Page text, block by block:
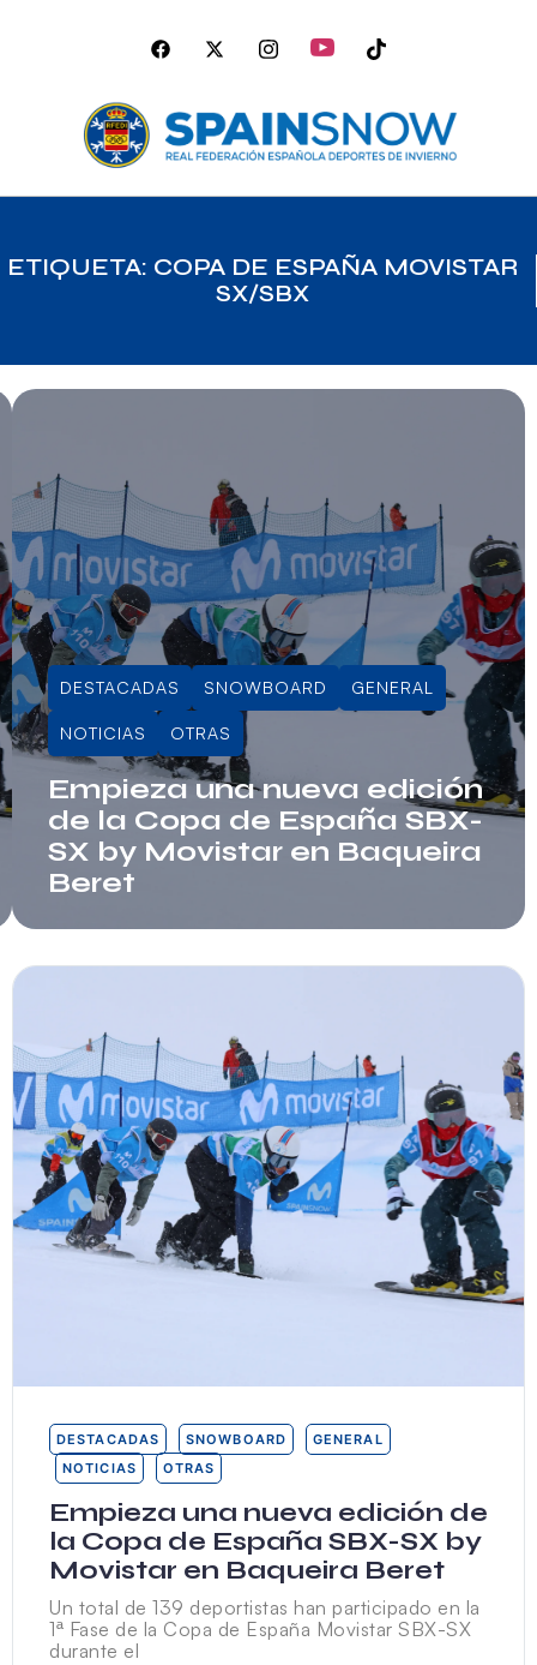
ETIQUETA: COPA DE ESPAÑA MOVISTAR
SX/SBX
DESTACADAS SNOWBOARD GENERAL
NOTICIAS OTRAS
Empieza una nueva edición
de la Copa de España SBX-
SX by Movistar en Baqueira
Beret
DESTACADAS SNOWBOARD
GENERAL
NOTICIAS
OTRAS
Empieza una nueva edición de
la Copa de España SBX-SX by
Movistar en Baqueira Beret
Un total de 139 deportistas han participado en la
1ª Fase de la Copa de España Movistar SBX-SX
durante el